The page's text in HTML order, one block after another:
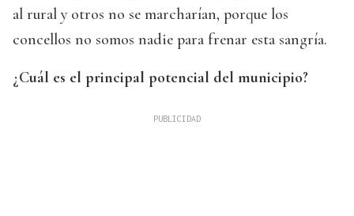
al rural y otros no se marcharían, porque los
concellos no somos nadie para frenar esta sangría.
¿Cuál es el principal potencial del municipio?